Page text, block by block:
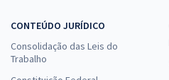
CONTEÚDO JURÍDICO
Consolidação das Leis do
Trabalho